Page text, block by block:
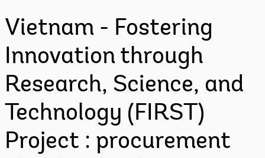
Vietnam - Fostering
Innovation through
Research, Science, and
Technology (FIRST)
Project : procurement